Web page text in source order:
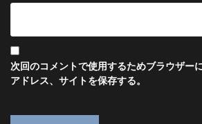
次回のコメントで使用するためブラウザー
アドレス、サイトを保存する。